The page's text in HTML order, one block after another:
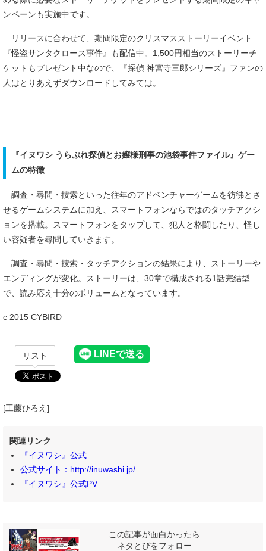
ンペーンも実施中です。
リリースに合わせて、期間限定のクリスマスストーリーイベント
『怪盗サンタクロース事件』も配信中。1,500円相当のストーリーチ
ケットもプレゼント中なので、『探偵 神宮寺三郎シリーズ』ファンの
人はとりあえずダウンロードしてみては。
『イヌワシ うらぶれ探偵とお嬢様刑事の池袋事件ファイル』ゲー
ムの特徴
調査・尋問・捜索といった往年のアドベンチャーゲームを彷彿とさ
せるゲームシステムに加え、スマートフォンならではのタッチアクシ
ョンを搭載。スマートフォンをタップして、犯人と格闘したり、怪し
い容疑者を尋問していきます。
調査・尋問・捜索・タッチアクションの結果により、ストーリーや
エンディングが変化。ストーリーは、30章で構成される1話完結型
で、読み応え十分のボリュームとなっています。
c 2015 CYBIRD
リスト
[工藤ひろえ]
関連リンク
『イヌワシ』公式
公式サイト：http://inuwashi.jp/
『イヌワシ』公式PV
この記事が面白かったら
ネタとぴをフォロー